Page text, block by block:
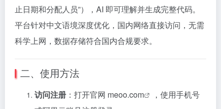
止日期和分配人员”），AI 即可理解并生成完整代码。
平台针对中文语境深度优化，国内网络直接访问，无需
科学上网，数据存储符合国内合规要求。
二、使用方法
访问注册 ：打开官网 meoo.com
，使用手机号